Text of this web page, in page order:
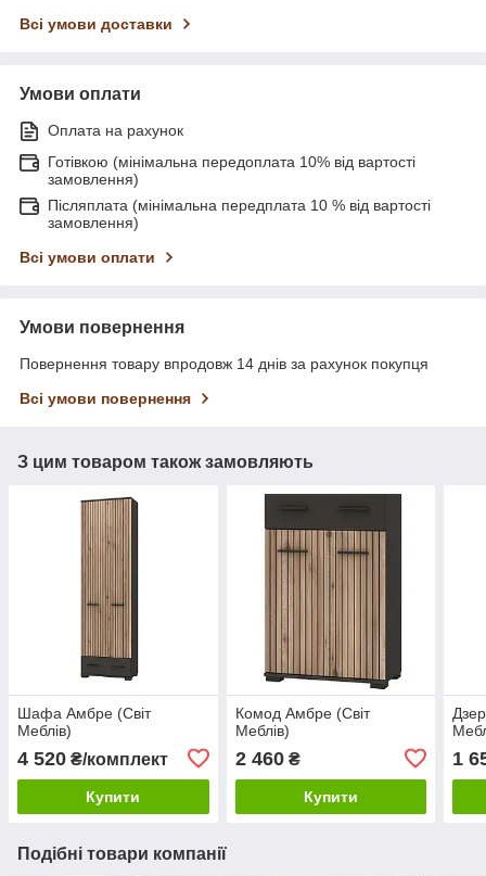
Всі умови доставки
Умови оплати
Оплата на рахунок
Готівкою (мінімальна передоплата 10% від вартості
замовлення)
Післяплата (мінімальна передплата 10 % від вартості
замовлення)
Всі умови оплати
Умови повернення
Повернення товару впродовж 14 днів за рахунок покупця
Всі умови повернення
З цим товаром також замовляють
Шафа Амбре (Світ
Меблів)
4 520 ₴/комплект
Купити
Комод Амбре (Світ
Меблів)
2 460₴
Купити
1
Подібні товари компанії